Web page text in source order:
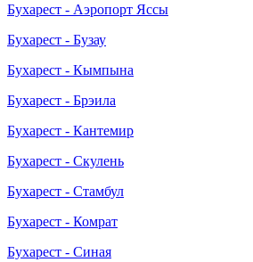
Бухарест - Аэропорт Яссы
Бухарест - Бузау
Бухарест - Кымпына
Бухарест - Брэила
Бухарест - Кантемир
Бухарест - Скулень
Бухарест - Стамбул
Бухарест - Комрат
Бухарест - Синая